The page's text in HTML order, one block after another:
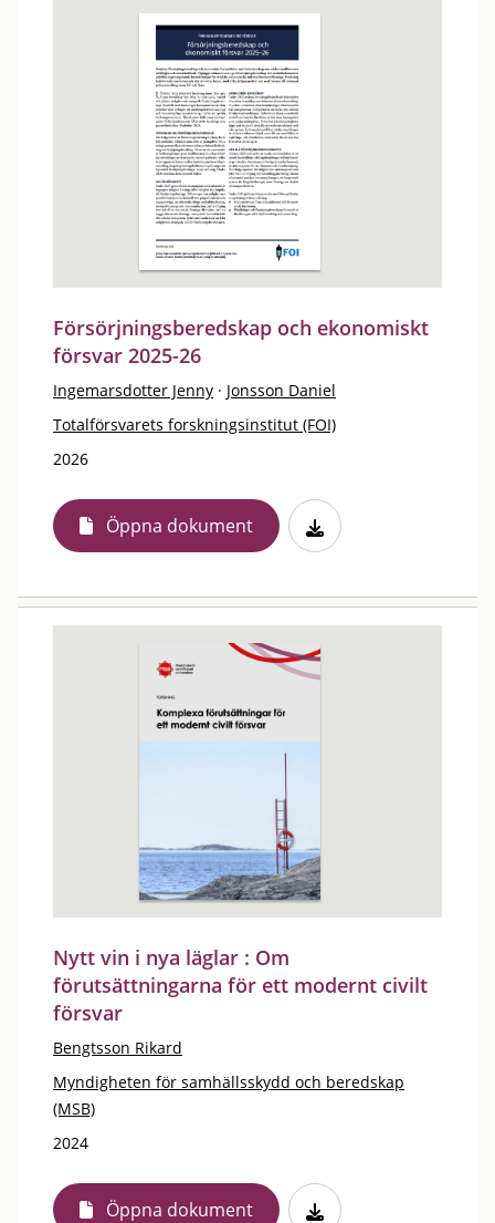
Försörjningsberedskap och ekonomiskt
försvar 2025-26
Ingemarsdotter Jenny · Jonsson Daniel
Totalförsvarets forskningsinstitut (FOI)
2026
Öppna dokument
Nytt vin i nya läglar : Om
förutsättningarna för ett modernt civilt
försvar
Bengtsson Rikard
Myndigheten för samhällsskydd och beredskap
(MSB)
2024
Öppna dokument